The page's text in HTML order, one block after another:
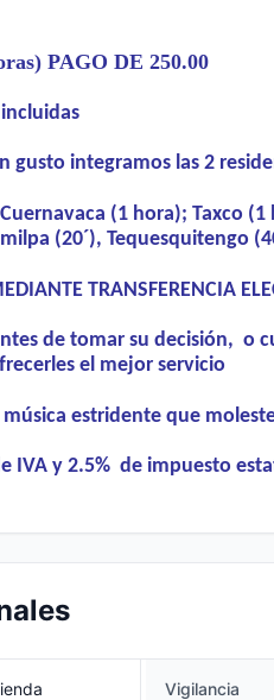
PAGO DE 250.00
gusto integramos las 2
Cuernavaca (1 hora); Taxco
(20´), Tequesquitengo
TRANSFERENCIA
de tomar su decisión, o
el mejor servicio
música estridente que
IVA y 2.5% de impuesto
Vigilancia